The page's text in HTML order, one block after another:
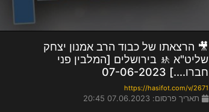
🎥 הרצאתו של כבוד הרב אמנון יצחק
שליט"א 🚸 בירושלים [המלבין פני
חברו....] 07-06-2023
https://hasifot.com/v/2671
תאריך פרסום: 07.06.2023 20:45